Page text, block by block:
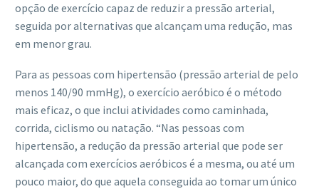
opção de exercício capaz de reduzir a pressão arterial,
seguida por alternativas que alcançam uma redução, mas
em menor grau.
Para as pessoas com hipertensão (pressão arterial de pelo
menos 140/90 mmHg), o exercício aeróbico é o método
mais eficaz, o que inclui atividades como caminhada,
corrida, ciclismo ou natação. “Nas pessoas com
hipertensão, a redução da pressão arterial que pode ser
alcançada com exercícios aeróbicos é a mesma, ou até um
pouco maior, do que aquela conseguida ao tomar um único